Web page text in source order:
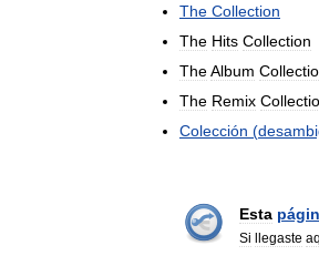
The Collection
The Hits Collection
TheAlbum
The Remix
Colección (
Esta
Si llegaste